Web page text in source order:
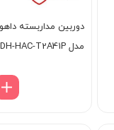
مدل DH-HAC-T2A41P